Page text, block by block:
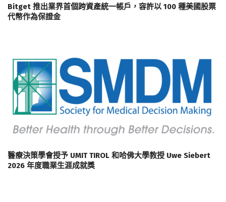
Bitget 推出業界首個跨資產統一帳戶，容許以 100 種美國股票
代幣作為保證金
醫療決策學會授予 UMIT TIROL 和哈佛大學教授 Uwe Siebert
2026 年度職業生涯成就獎